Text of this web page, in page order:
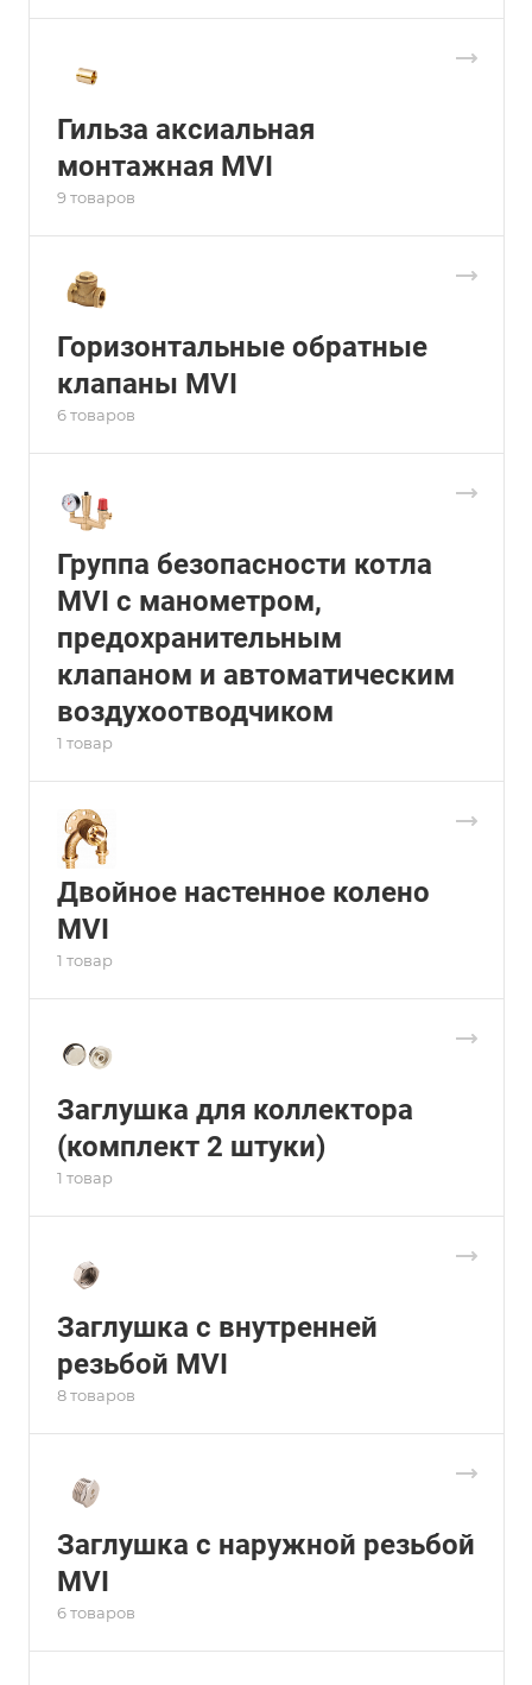
Гильза аксиальная
монтажная MVI
9 товаров
Горизонтальные обратные
клапаны MVI
6 товаров
Группа безопасности котла
MVI с манометром,
предохранительным
клапаном и автоматическим
воздухоотводчиком
1 товар
Двойное настенное колено
MVI
1 товар
Заглушка для коллектора
(комплект 2 штуки)
1 товар
Заглушка с внутренней
резьбой MVI
8 товаров
Заглушка с наружной резьбой
MVI
6 товаров